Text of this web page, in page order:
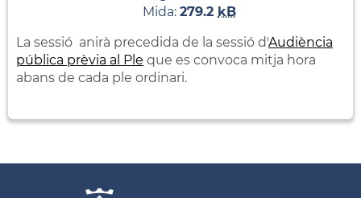
Mida: 279.2 kB
La sessió anirà precedida de la sessió d'Audiència
pública prèvia al Ple que es convoca mitja hora
abans de cada ple ordinari.